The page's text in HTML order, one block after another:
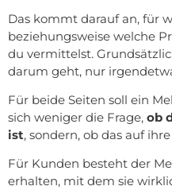
Das kommt darauf an, für
beziehungsweise welche
du vermittelst.
darum geht, nur
Für beide Seiten soll ein
sich weniger die Frage, ob
ist, sondern, ob das auf
Für Kunden besteht der
erhalten, mit dem sie